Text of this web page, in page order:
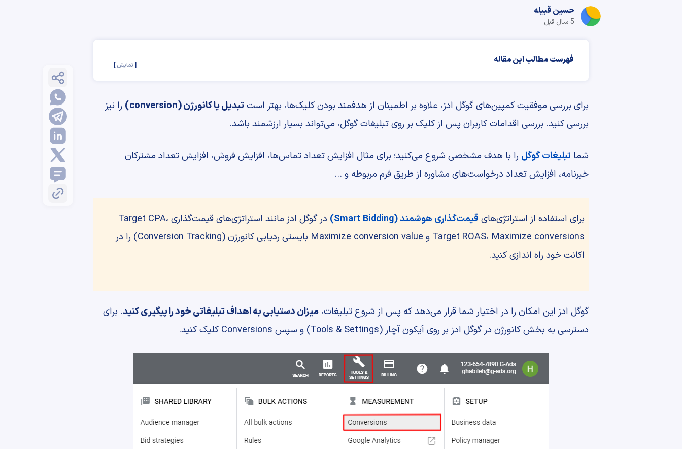
حسین قبیله
5 سال قبل
فهرست مطالب این مقاله نمایش
برای بررسی موفقیت کمپین‌های گوگل ادز، علاوه بر اطمینان از هدفمند بودن کلیک‌ها، بهتر استتبدیل یا کانورژن (conversion)
را نیز
بررسی کنید. بررسی اقدامات کاربران پس از کلیک بر روی تبلیغات گوگل، می‌تواند بسیار ارزشمند باشد.
شما تبلیغات گوگل را با هدف مشخصی شروع می‌کنید؛ برای مثال افزایش تعداد تماس‌ها، افزایش فروش، افزایش تعداد مشترکان
خبرنامه، افزایش تعداد درخواست‌های مشاوره از طریق فرم مربوطه و …
برای استفاده از استراتژی‌های قیمت‌گذاری هوشمند (Smart Bidding)
در گوگل ادز مانند استراتژی‌های قیمت‌گذاری Target CPA،
Target ROAS، Maximize conversions و Maximize conversion value بایستی ردیابی کانورژن (Conversion Tracking) را در
اکانت خود راه اندازی کنید.
گوگل ادز این امکان را در اختیار شما قرار می‌دهد که پس از شروع تبلیغات، میزان دستیابی به اهداف تبلیغاتی خود را پیگیری کنید. برای
دسترسی به بخش کانورژن در گوگل ادز بر روی آیکون آچار (Tools & Settings) و سپس Conversions کلیک کنید.